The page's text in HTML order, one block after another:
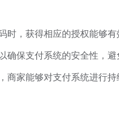
时，获得相应的授权能够有
确保支付系统的安全性，
商家能够对支付系统进行